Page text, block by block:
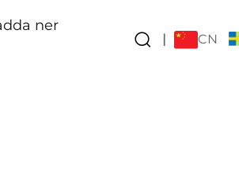
ner
| CN